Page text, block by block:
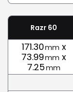
Razr 60
171.30mm x
73.99mm x
7.25mm